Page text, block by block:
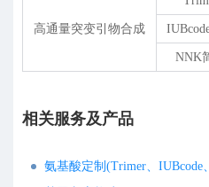
高通量突变引物合成
NNK
相关服务及产品
氨基酸定制(Trimer、IUBcode